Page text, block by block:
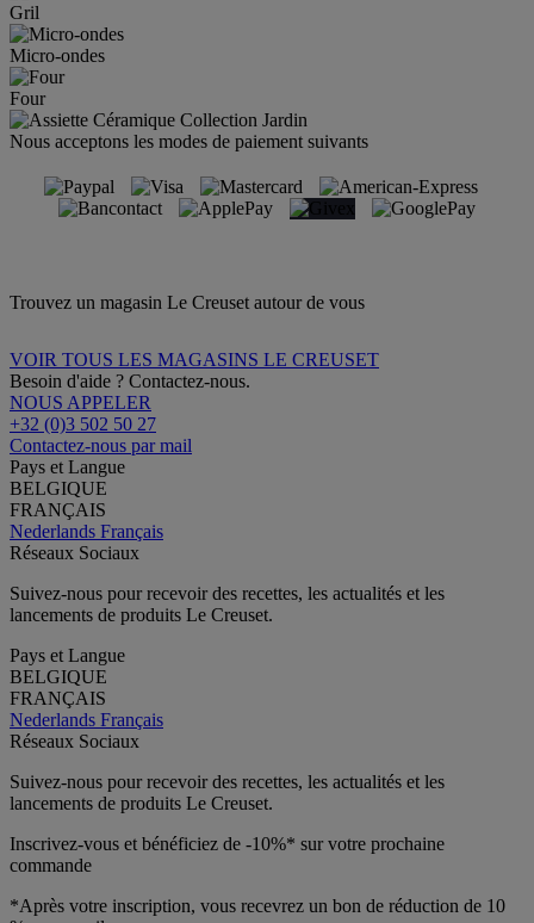
Gril
Micro-ondes
Four
Nous acceptons les modes de paiement suivants
Trouvez un magasin Le Creuset autour de vous
VOIR TOUS LES MAGASINS LE CREUSET
Besoin d'aide ? Contactez-nous.
NOUS APPELER
+32 (0)3 502 50 27
Contactez-nous par mail
Pays et Langue
BELGIQUE
FRANÇAIS
Nederlands Français
Réseaux Sociaux
Suivez-nous pour recevoir des recettes, les actualités et les
lancements de produits Le Creuset.
Pays et Langue
BELGIQUE
FRANÇAIS
Nederlands Français
Réseaux Sociaux
Suivez-nous pour recevoir des recettes, les actualités et les
lancements de produits Le Creuset.
Inscrivez-vous et bénéficiez de -10%* sur votre prochaine
commande
*Après votre inscription, vous recevrez un bon de réduction de 10